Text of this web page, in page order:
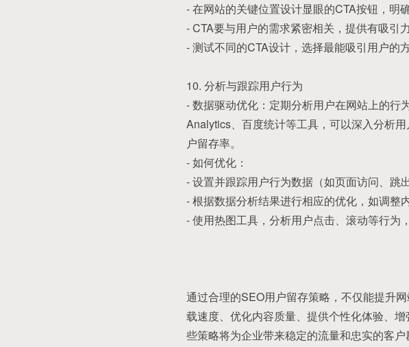
- 在网站的关键位置设计显眼的CTA按钮，明
- CTA要与用户的需求紧密相关，提供有吸引力
- 测试不同的CTA设计，选择最能吸引用户的方
10. 分析与跟踪用户行为
- 数据驱动优化：定期分析用户在网站上的
Analytics、百度统计等工具，可以深入分析
户留存率。
- 如何优化：
- 设置并跟踪用户行为数据（如页面访问、跳
- 根据数据分析结果进行相应的优化，如调整
- 使用热图工具，分析用户点击、滚动等行为
通过合理的SEO用户留存策略，不仅能提升
载速度、优化内容质量、提供个性化体验、
些策略将为企业带来稳定的流量和忠实的客户